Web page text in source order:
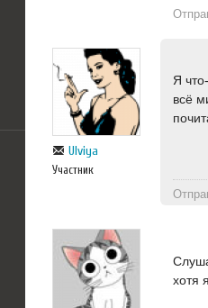
Ulviya
Участник
Я
всё
хотя